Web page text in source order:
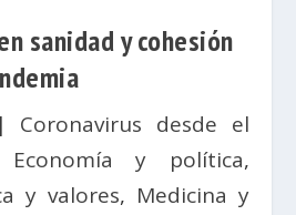
sanidad y cohesión
Coronavirus desde el
Economía y política,
y valores, Medicina y